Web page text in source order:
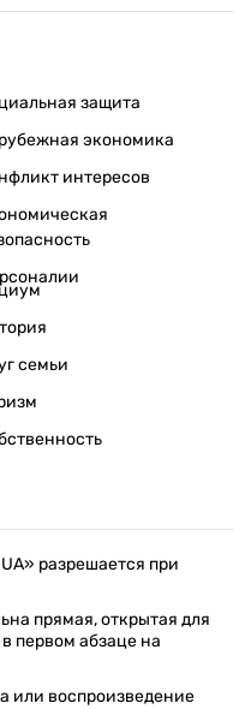
защита
экономика
интересов
семьи
разрешается при
прямая, открытая для
первом абзаце на
или воспроизведение